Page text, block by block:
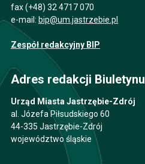
fax (+48) 32 4717 070
e-mail: bip@um.jastrzebie.pl
Zespół redakcyjny BIP
Adres redakcji Biuletynu
Urząd Miasta Jastrzębie-Zdrój
al. Józefa Piłsudskiego 60
44-335 Jastrzębie-Zdrój
województwo śląskie